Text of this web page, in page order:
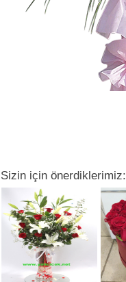
Sizin için önerdiklerimiz: